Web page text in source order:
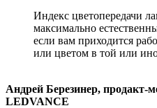
Индекс цветопередачи
максимально
если вам приходится
или цветом в той или
Андрей Березинер, продакт-
LEDVANCE